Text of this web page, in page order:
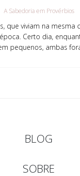
A Sabedoria em Provérbios
que viviam na mesma
Certo dia,
pequenos, ambas
BLOG
SOBRE